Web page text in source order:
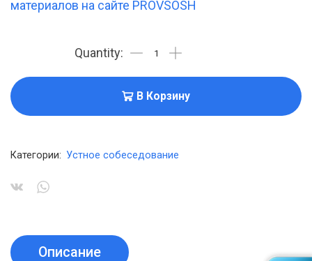
материалов на сайте PROVSOSH
В Корзину
Категории: Устное собеседование
Описание